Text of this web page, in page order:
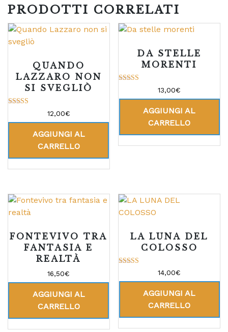
PRODOTTI CORRELATI
QUANDO
LAZZARO NON
SI SVEGLIÒ
su 5
12,00€
AGGIUNGI AL
CARRELLO
DA STELLE
MORENTI
su 5
13,00€
AGGIUNGI AL
CARRELLO
FONTEVIVO TRA
FANTASIA E
REALTÀ
16,50€
AGGIUNGI AL
CARRELLO
LA LUNA DEL
COLOSSO
su 5
14,00€
AGGIUNGI AL
CARRELLO